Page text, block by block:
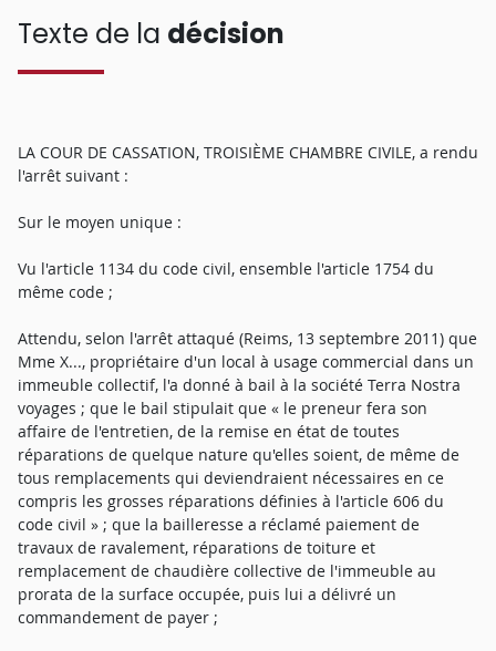
Texte de la décision
LA COUR DE CASSATION, TROISIÈME CHAMBRE CIVILE, a rendu
l'arrêt suivant :
Sur le moyen unique :
Vu l'article 1134 du code civil, ensemble l'article 1754 du
même code ;
Attendu, selon l'arrêt attaqué (Reims, 13 septembre 2011) que
Mme X..., propriétaire d'un local à usage commercial dans un
immeuble collectif, l'a donné à bail à la société Terra Nostra
voyages ; que le bail stipulait que « le preneur fera son
affaire de l'entretien, de la remise en état de toutes
réparations de quelque nature qu'elles soient, de même de
tous remplacements qui deviendraient nécessaires en ce
compris les grosses réparations définies à l'article 606 du
code civil » ; que la bailleresse a réclamé paiement de
travaux de ravalement, réparations de toiture et
remplacement de chaudière collective de l'immeuble au
prorata de la surface occupée, puis lui a délivré un
commandement de payer ;